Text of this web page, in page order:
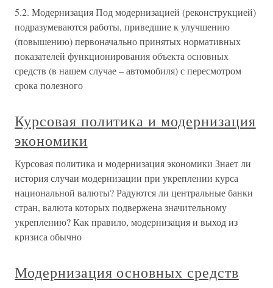
5.2. Модернизация Под модернизацией (реконструкцией)
подразумеваются работы, приведшие к улучшению
(повышению) первоначально принятых нормативных
показателей функционирования объекта основных
средств (в нашем случае – автомобиля) с пересмотром
срока полезного
Курсовая политика и модернизация
экономики
Курсовая политика и модернизация экономики Знает ли
история случаи модернизации при укреплении курса
национальной валюты? Радуются ли центральные банки
стран, валюта которых подвержена значительному
укреплению? Как правило, модернизация и выход из
кризиса обычно
Модернизация основных средств